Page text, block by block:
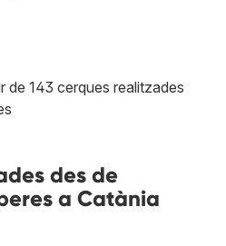
de 143 cerques realitzades
des de
a Catània